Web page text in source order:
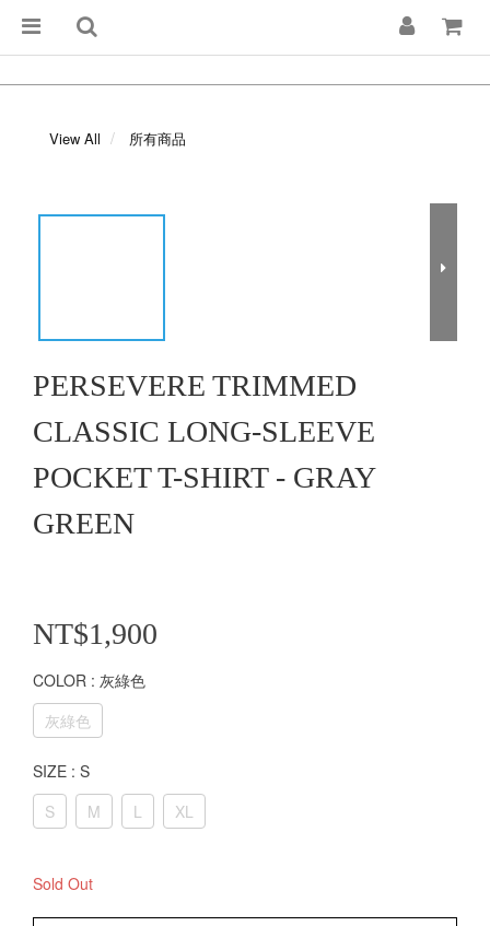
View All 所有商品
PERSEVERE TRIMMED
CLASSIC LONG-SLEEVE
POCKET T-SHIRT - GRAY
GREEN
NT$1,900
COLOR : 灰綠色
灰綠色
SIZE : S
S
M L XL
Sold Out